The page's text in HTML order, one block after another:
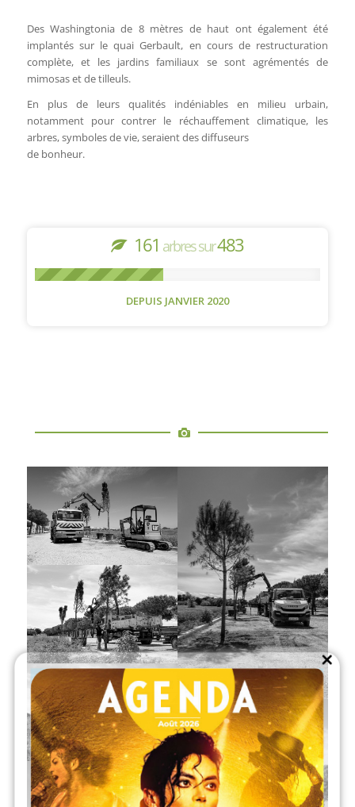
Des Washingtonia de 8 mètres de haut ont également été
implantés sur le quai Gerbault, en cours de restructuration
complète, et les jardins familiaux se sont agrémentés de
mimosas et de tilleuls.
En plus de leurs qualités indéniables en milieu urbain,
notamment pour contrer le réchauffement climatique, les
arbres, symboles de vie, seraient des diffuseurs
de bonheur.
200 arbres sur500
DEPUIS JANVIER 2020
this
module